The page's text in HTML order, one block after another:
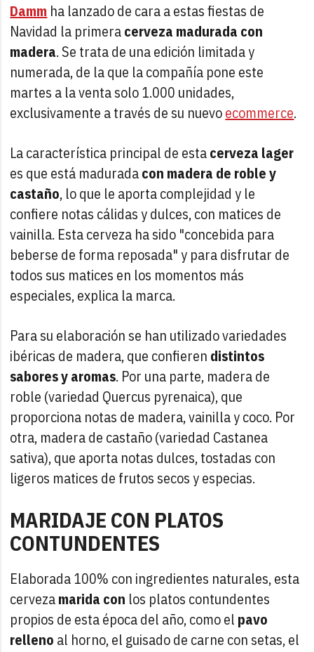
Damm ha lanzado de cara a estas fiestas de
Navidad la primeracerveza madurada con
madera. Se trata de una edición limitada y
numerada, de la que la compañía pone este
martes a la venta solo 1.000 unidades,
exclusivamente a través de su nuevoecommerce.
La característica principal de estacerveza lager
es que está maduradacon madera de roble y
castaño, lo que le aporta complejidad y le
confiere notas cálidas y dulces, con matices de
vainilla. Esta cerveza ha sido "concebida para
beberse de forma reposada" y para disfrutar de
todos sus matices en los momentos más
especiales, explica la marca.
Para su elaboración se han utilizado variedades
ibéricas de madera, que confieren distintos
sabores y aromas. Por una parte, madera de
roble (variedad Quercus pyrenaica), que
proporciona notas de madera, vainilla y coco. Por
otra, madera de castaño (variedad Castanea
sativa), que aporta notas dulces, tostadas con
ligeros matices de frutos secos y especias.
MARIDAJE CON PLATOS
CONTUNDENTES
Elaborada 100% con ingredientes naturales, esta
cervezamarida con los platos contundentes
propios de esta época del año, como el pavo
relleno al horno, el guisado de carne con setas, el